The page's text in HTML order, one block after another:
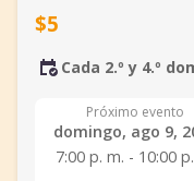
TuneTempo
Añadir evento
$5
Cada 2.º y 4.º
Próximo evento
domingo, ago 9,
7:00 p. m. - 10:00